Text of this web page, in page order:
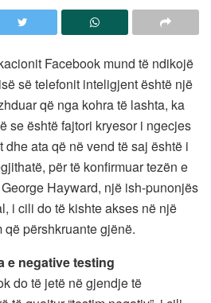
Facebook mund të ndikojë
së telefonit inteligjent është një
që nga kohra të lashta, ka
se është fajtori kryesor i ngecjes
ata që në vend të saj është i
për të konfirmuar tezën e
Hayward, një ish-punonjës
i cili do të kishte akses në një
përshkruante gjënë.
e negative testing
do të jetë në gjendje të